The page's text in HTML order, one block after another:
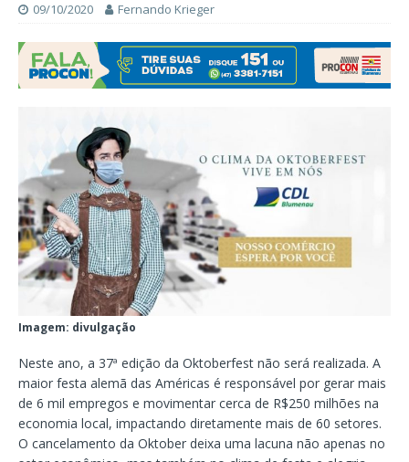
09/10/2020 Fernando Krieger
Imagem: divulgação
Neste ano, a 37ª edição da Oktoberfest não será realizada. A
maior festa alemã das Américas é responsável por gerar mais
de 6 mil empregos e movimentar cerca de R$250 milhões na
economia local, impactando diretamente mais de 60 setores.
O cancelamento da Oktober deixa uma lacuna não apenas no